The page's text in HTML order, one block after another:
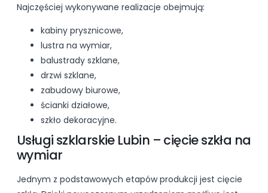
Najczęściej wykonywane realizacje obejmują:
kabiny prysznicowe,
lustra na wymiar,
balustrady szklane,
drzwi szklane,
zabudowy biurowe,
ścianki działowe,
szkło dekoracyjne.
Usługi szklarskie Lubin – cięcie szkła na
wymiar
Jednym z podstawowych etapów produkcji jest cięcie